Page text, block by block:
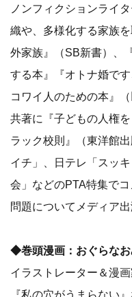
ノンフィクションライ
織や、多様化する家族
外家族』（SB新書）、
する本』『オトナ婚で
コワイ人のための本』
共著に『子どもの人権
ラック校則』（東洋館
イチ」、日テレ「スッ
会」などのPTA特集で
問題についてメディア出
◆巻頭漫画：おぐらな
イラストレーター＆漫
『私の穴がうまらない